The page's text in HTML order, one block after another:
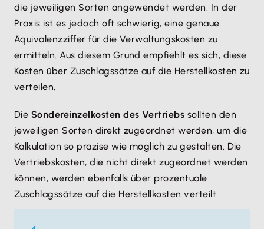
die jeweiligen Sorten angewendet werden. In der
Praxis ist es jedoch oft schwierig, eine genaue
Äquivalenzziffer für die Verwaltungskosten zu
ermitteln. Aus diesem Grund empfiehlt es sich, diese
Kosten über Zuschlagssätze auf die Herstellkosten zu
verteilen.
Die Sondereinzelkosten des Vertriebs sollten den
jeweiligen Sorten direkt zugeordnet werden, um die
Kalkulation so präzise wie möglich zu gestalten. Die
Vertriebskosten, die nicht direkt zugeordnet werden
können, werden ebenfalls über prozentuale
Zuschlagssätze auf die Herstellkosten verteilt.